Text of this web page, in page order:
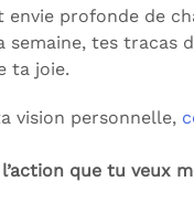
profonde de
semaine, tes
ta joie.
vision personnelle,
que tu veux